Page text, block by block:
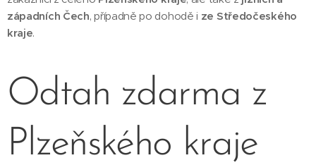
západních Čech, případně po dohodě i ze Středočeského
kraje.
Odtah zdarma z
Plzeňského kraje